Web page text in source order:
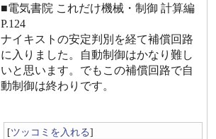
■電気書院 これだけ機械・制御 計算編
P.124
ナイキストの安定判別を経て補償回路
に入りました。自動制御はかなり難し
いと思います。でもこの補償回路で自
動制御は終わりです。
[ツッコミを入れる]